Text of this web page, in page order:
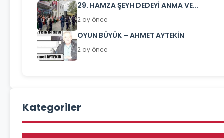
29. HAMZA ŞEYH DEDEYİ ANMA VE...
2 ay önce
OYUN BÜYÜK – AHMET AYTEKİN
2 ay önce
Kategoriler